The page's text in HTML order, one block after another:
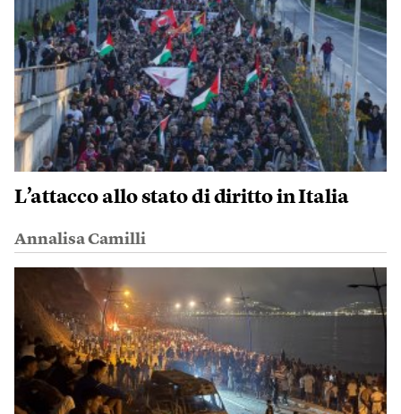
L’attacco allo stato di diritto in Italia
Annalisa Camilli